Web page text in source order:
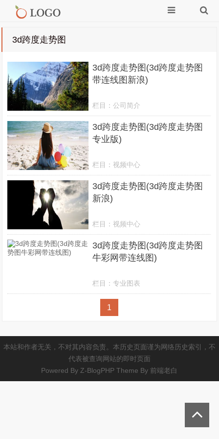
3d跨度走势图
3d跨度走势图(3d跨度走势图
带连线图新浪)
栏目：公司简介
3d跨度走势图(3d跨度走势图
专业版)
栏目：视频中心
3d跨度走势图(3d跨度走势图
新浪)
栏目：视频中心
3d跨度走势图(3d跨度走势图
牛彩网带连线图)
栏目：专业图表
1
本站和作者无关，不对其内容负责。本历史页面谨为网络历史索引，不
代表被查询网站的即时页面
Powered By Z-BlogPHP Theme By前端老白